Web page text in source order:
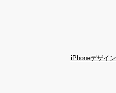
iPhoneデザイン